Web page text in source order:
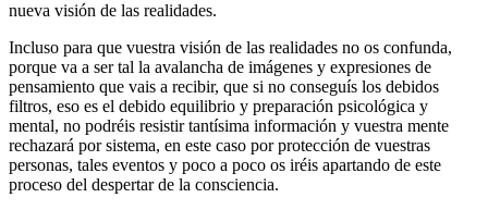
nueva visión de las realidades.
Incluso para que vuestra visión de las realidades no os confunda,
porque va a ser tal la avalancha de imágenes y expresiones de
pensamiento que vais a recibir, que si no conseguís los debidos
filtros, eso es el debido equilibrio y preparación psicológica y
mental, no podréis resistir tantísima información y vuestra mente
rechazará por sistema, en este caso por protección de vuestras
personas, tales eventos y poco a poco os iréis apartando de este
proceso del despertar de la consciencia.